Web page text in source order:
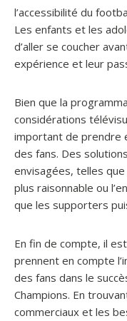
l’accessibilité du
Les enfants et les
d’aller se coucher
expérience et leur
Bien que la
considérations
important de prendre
des fans. Des
envisagées, telles
plus raisonnable ou
que les supporters
En fin de compte, il
prennent en compte
des fans dans le
Champions. En
commerciaux et les